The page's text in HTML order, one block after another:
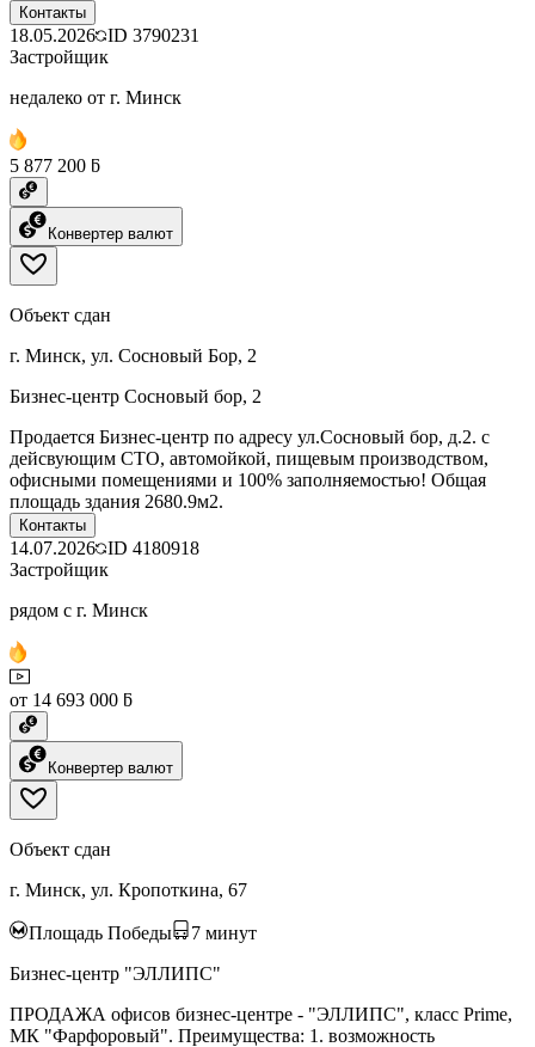
Контакты
18.05.2026 ID 3790231
Застройщик
недалеко от г. Минск
5 877 200 ƃ
Конвертер валют
Объект сдан
г. Минск, ул. Сосновый Бор, 2
Бизнес-центр Сосновый бор, 2
Продается Бизнес-центр по адресу ул.Сосновый бор, д.2. с
дейсвующим СТО, автомойкой, пищевым производством,
офисными помещениями и 100% заполняемостью! Общая
площадь здания 2680.9м2.
Контакты
14.07.2026 ID 4180918
Застройщик
рядом с г. Минск
от 14 693 000 ƃ
Конвертер валют
Объект сдан
г. Минск, ул. Кропоткина, 67
Площадь Победы 7 минут
Бизнес-центр "ЭЛЛИПС"
ПРОДАЖА офисов бизнес-центре - "ЭЛЛИПС", класс Prime,
МК "Фарфоровый". Преимущества: 1. возможность